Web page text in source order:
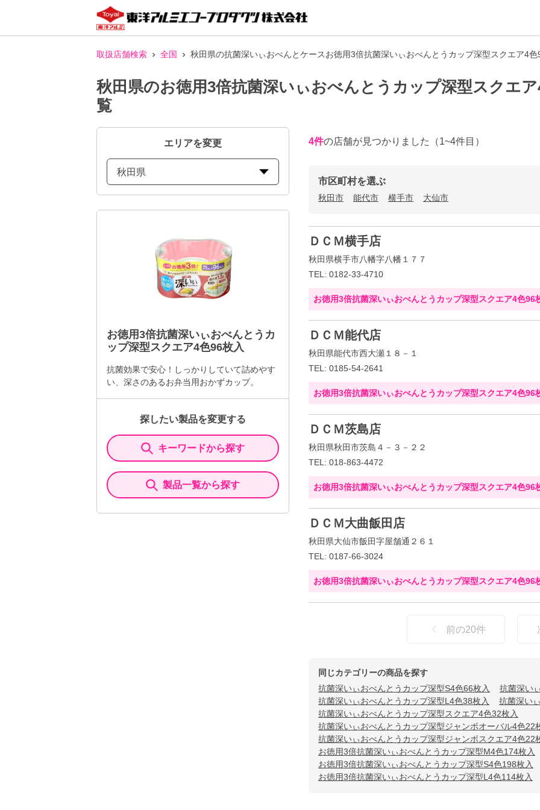
取扱店舗検索 全国 秋田県の抗菌深いぃおべんとケースお徳用3倍抗菌深いぃおべんとうカップ深型スクエア4
秋田県のお徳用3倍抗菌深いぃおべんとうカップ深型スクエ
覧
エリアを変更
秋田県
お徳用3倍抗菌深いぃおべんとうカ
ップ深型スクエア4色96枚入
抗菌効果で安心！しっかりしていて詰めやす
い、深さのあるお弁当用おかずカップ。
探したい製品を変更する
キーワードから探す
製品一覧から探す
4件の店舗が見つかりました （1~4件目）
市区町村を選ぶ
秋田市 能代市 横手市 大仙市
ＤＣＭ横手店
秋田県横手市八幡字八幡１７７
TEL: 0182-33-4710
お徳用3倍抗菌深いぃおべんとうカップ深型スクエア4色96
ＤＣＭ能代店
秋田県能代市西大瀬１８－１
TEL: 0185-54-2641
お徳用3倍抗菌深いぃおべんとうカップ深型スクエア4色96
ＤＣＭ茨島店
秋田県秋田市茨島４－３－２２
TEL: 018-863-4472
お徳用3倍抗菌深いぃおべんとうカップ深型スクエア4色96
ＤＣＭ大曲飯田店
秋田県大仙市飯田字屋舗通２６１
TEL: 0187-66-3024
お徳用3倍抗菌深いぃおべんとうカップ深型スクエア4色96
前の20件
同じカテゴリーの商品を探す
抗菌深いぃおべんとうカップ深型S4色66枚入
抗菌深い
抗菌深いぃおべんとうカップ深型L4色38枚入
抗菌深い
抗菌深いぃおべんとうカップ深型スクエア4色32枚入
抗菌深いぃおべんとうカップ深型ジャンボオーバル4色22
抗菌深いぃおべんとうカップ深型ジャンボスクエア4色22
お徳用3倍抗菌深いぃおべんとうカップ深型M4色174枚入
お徳用3倍抗菌深いぃおべんとうカップ深型S4色198枚入
お徳用3倍抗菌深いぃおべんとうカップ深型L4色114枚入